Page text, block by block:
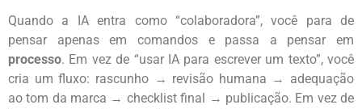
Quando a IA entra como “colaboradora”, você para de
pensar apenas em comandos e passa a pensar em
processo. Em vez de “usar IA para escrever um texto”, você
cria um fluxo: rascunho → revisão humana → adequação
ao tom da marca → checklist final → publicação. Em vez de